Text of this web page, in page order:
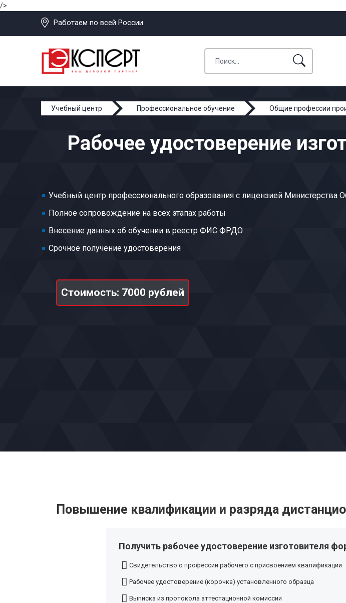
/>
Работаем по всей России
Учебный центр Профессиональное обучение
Общие профессии
Рабочее удостоверение
Учебный центр профессионального образования с лицензией Министерства
Полное сопровождение на всех этапах работы
Внесение данных об обучении в реестр ФИС ФРДО
Срочное получение удостоверения
Стоимость: 7000 рублей
Повышение квалификации и разряда
Получить рабочее удостоверение изготовителя
Свидетельство о профессии рабочего с присвоением квалификации
Рабочее удостоверение (корочка) установленного образца
Выписка из протокола аттестационной комиссии